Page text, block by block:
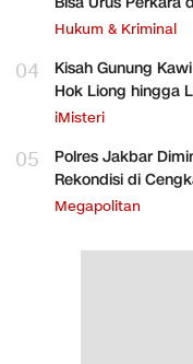
Hukum & Kriminal
04
Kisah Gunung
Hok Liong hingga
iMisteri
05
Polres Jakbar
Rekondisi di
Megapolitan